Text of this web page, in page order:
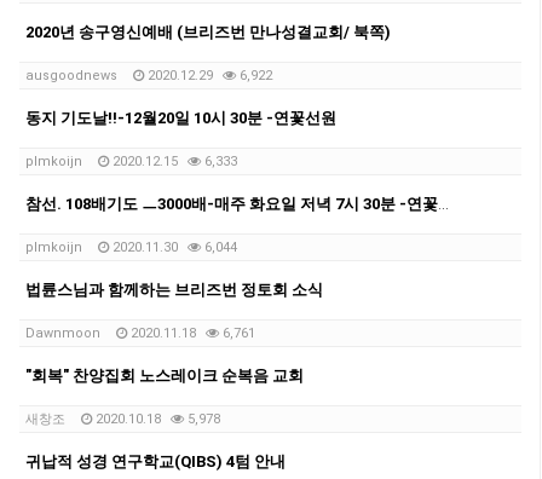
2020년 송구영신예배 (브리즈번 만나성결교회/ 북쪽)
ausgoodnews 2020.12.29 6,922
동지 기도날!!-12월20일 10시 30분 -연꽃선원
plmkoijn 2020.12.15 6,333
참선. 108배기도 ㅡ3000배-매주 화요일 저녁 7시 30분 -연꽃선원
plmkoijn 2020.11.30 6,044
법륜스님과 함께하는 브리즈번 정토회 소식
Dawnmoon 2020.11.18 6,761
"회복" 찬양집회 노스레이크 순복음 교회
새창조 2020.10.18 5,978
귀납적 성경 연구학교(QIBS) 4텀 안내